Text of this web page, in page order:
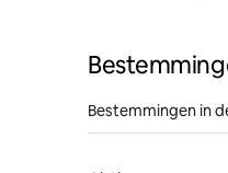
Bestemmingen in